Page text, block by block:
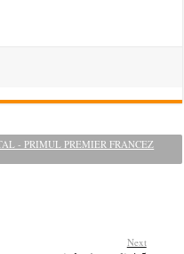
- PRIMUL PREMIER FRANCEZ
Next